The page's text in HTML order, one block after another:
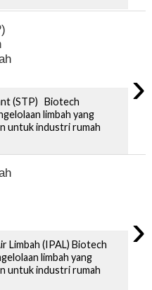
›
(STP) Biotech
limbah yang
untuk industri rumah
›
Limbah (IPAL) Biotech
limbah yang
untuk industri rumah